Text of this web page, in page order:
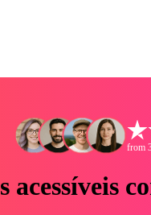
from
acessíveis